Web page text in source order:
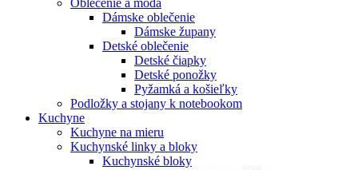
Dámske oblečenie
Dámske župany
Detské oblečenie
Detské čiapky
Detské ponožky
Pyžamká a košieľky
Podložky a stojany k notebookom
Kuchyne
Kuchyne na mieru
Kuchynské linky a bloky
Kuchynské bloky